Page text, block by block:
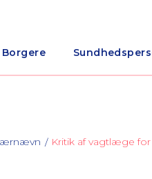
Borgere
Kritik af vagtlæge